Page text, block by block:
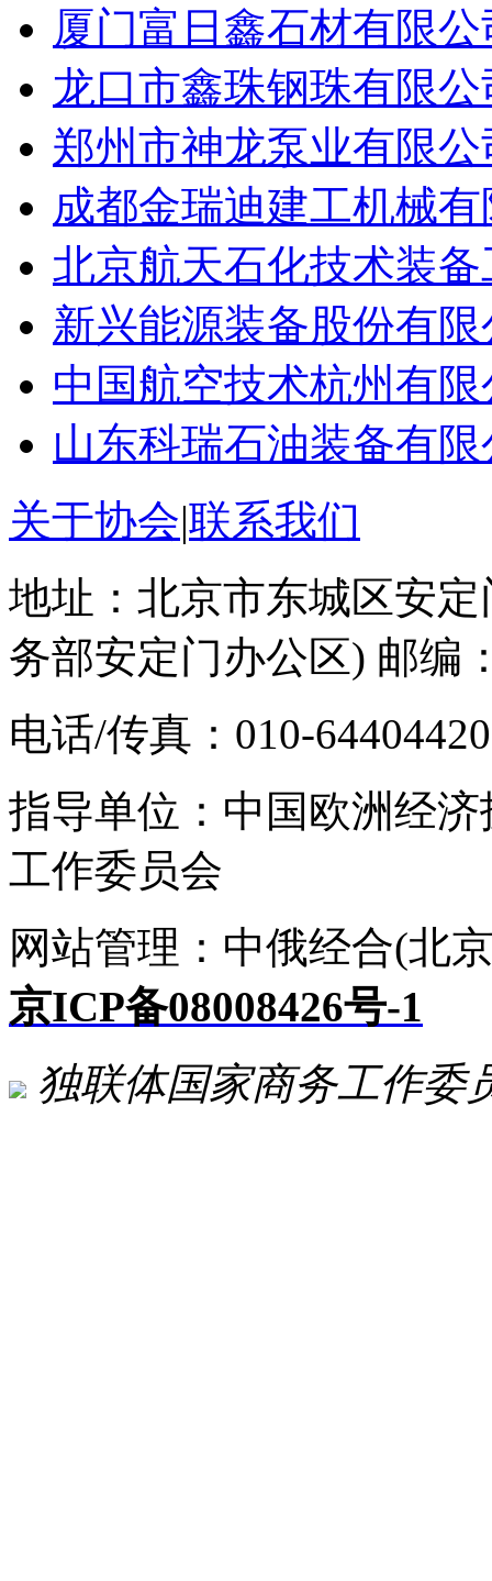
厦门富日鑫石材有限公
龙口市鑫珠钢珠有限公
郑州市神龙泵业有限公
成都金瑞迪建工机械
北京航天石化技术装
新兴能源装备股份有限
中国航空技术杭州有限
山东科瑞石油装备有
关于协会|联系我们
地址：北京市东城区安
务部安定门办公区) 邮编
电话/传真：010-
指导单位：中国欧洲经
工作委员会
网站管理：中俄经合(北
京ICP备08008426号-1
独联体国家商务工作委